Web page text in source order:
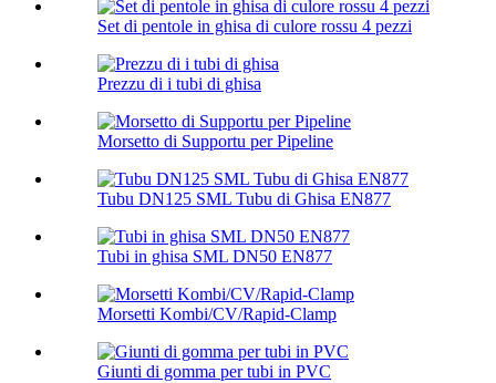
Set di pentole in ghisa di culore rossu 4 pezzi
Prezzu di i tubi di ghisa
Morsetto di Supportu per Pipeline
Tubu DN125 SML Tubu di Ghisa EN877
Tubi in ghisa SML DN50 EN877
Morsetti Kombi/CV/Rapid-Clamp
Giunti di gomma per tubi in PVC